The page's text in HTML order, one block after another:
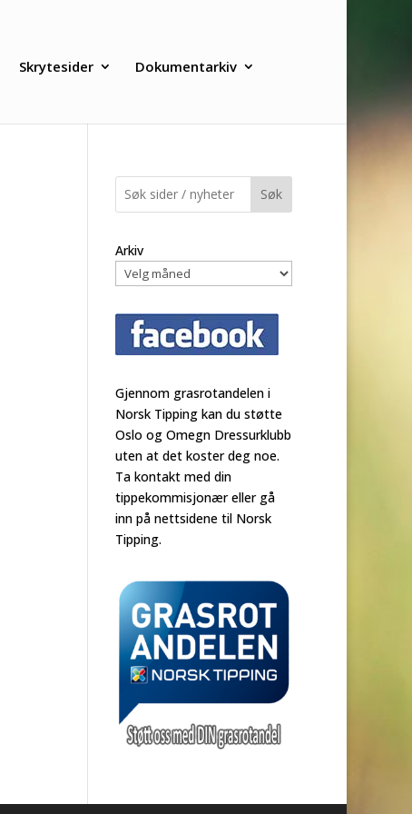
Skrytesider Dokumentarkiv
Søk
Arkiv
Gjennom grasrotandelen i
Norsk Tipping kan du støtte
Oslo og Omegn Dressurklubb
uten at det koster deg noe.
Ta kontakt med din
tippekommisjonær eller gå
inn på nettsidene til Norsk
Tipping.